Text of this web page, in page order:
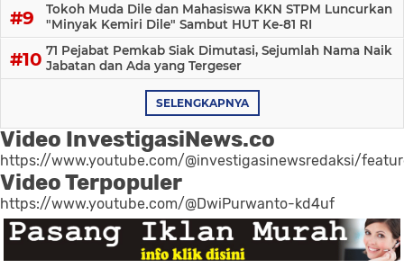
Tokoh Muda Dile dan Mahasiswa KKN STPM Luncurkan
"Minyak Kemiri Dile" Sambut HUT Ke-81 RI
71 Pejabat Pemkab Siak Dimutasi, Sejumlah Nama Naik
Jabatan dan Ada yang Tergeser
SELENGKAPNYA
Video InvestigasiNews.co
https://www.youtube.com/@investigasinewsredaksi/
Video Terpopuler
https://www.youtube.com/@DwiPurwanto-kd4uf